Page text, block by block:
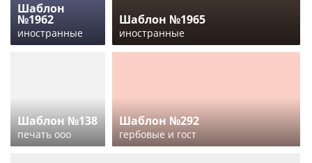
Шаблон
№1962
иностранные
Шаблон №1965
иностранные
Шаблон №138
печать ооо
Шаблон №292
гербовые и гост